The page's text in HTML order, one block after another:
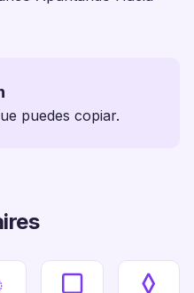
puedes copiar.
▢ ◊